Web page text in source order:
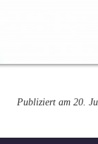
Publiziert am 20.